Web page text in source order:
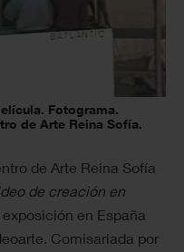
Fotograma.
de Arte Reina Sofía.
de Arte Reina Sofía
de creación en
en España
Comisariada por